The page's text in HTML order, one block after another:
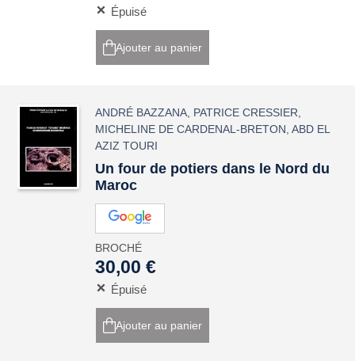
Épuisé
Ajouter au panier
ANDRÉ BAZZANA PATRICE CRESSIER
MICHELINE DE CARDENAL-BRETON ,ABD EL
AZIZ TOURI
Un four de potiers dans le Nord du
Maroc
BROCHÉ
30,00 €
Épuisé
Ajouter au panier